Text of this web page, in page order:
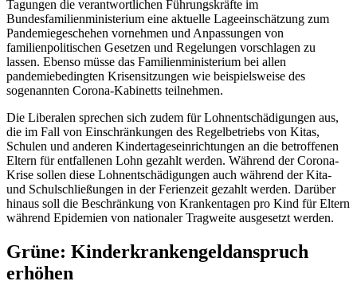
Tagungen die verantwortlichen Führungskräfte im
Bundesfamilienministerium eine aktuelle Lageeinschätzung zum
Pandemiegeschehen vornehmen und Anpassungen von
familienpolitischen Gesetzen und Regelungen vorschlagen zu
lassen. Ebenso müsse das Familienministerium bei allen
pandemiebedingten Krisensitzungen wie beispielsweise des
sogenannten Corona-Kabinetts teilnehmen.
Die Liberalen sprechen sich zudem für Lohnentschädigungen aus,
die im Fall von Einschränkungen des Regelbetriebs von Kitas,
Schulen und anderen Kindertageseinrichtungen an die betroffenen
Eltern für entfallenen Lohn gezahlt werden. Während der Corona-
Krise sollen diese Lohnentschädigungen auch während der Kita-
und Schulschließungen in der Ferienzeit gezahlt werden. Darüber
hinaus soll die Beschränkung von Krankentagen pro Kind für Eltern
während Epidemien von nationaler Tragweite ausgesetzt werden.
Grüne: Kinderkrankengeldanspruch
erhöhen